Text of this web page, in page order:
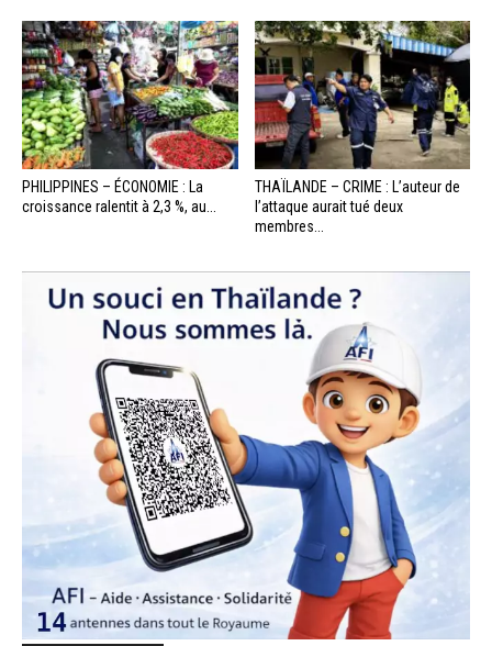
PHILIPPINES – ÉCONOMIE : La
croissance ralentit à 2,3 %, au...
THAÏLANDE – CRIME : L’auteur de
l’attaque aurait tué deux
membres...